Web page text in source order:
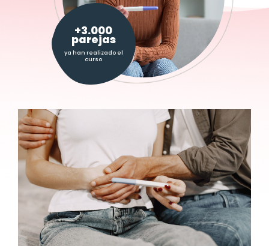
+3.000
parejas
ya han realizado el
curso